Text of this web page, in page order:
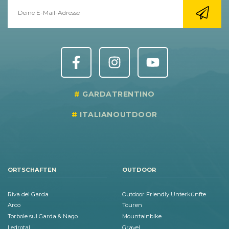
GARDATRENTINO
ITALIANOUTDOOR
ORTSCHAFTEN
Riva del Garda
Arco
Torbole sul Garda & Nago
Ledrotal
OUTDOOR
Outdoor Friendly Unterkünfte
Touren
Mountainbike
Gravel